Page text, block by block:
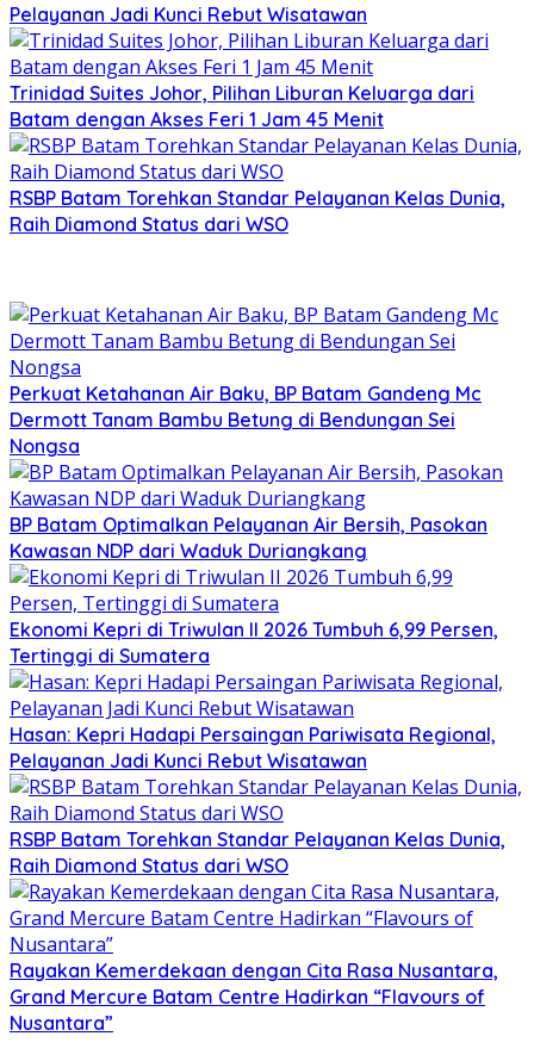
Pelayanan Jadi Kunci Rebut Wisatawan
Trinidad Suites Johor, Pilihan Liburan Keluarga dari
Batam dengan Akses Feri 1 Jam 45 Menit
RSBP Batam Torehkan Standar Pelayanan Kelas Dunia,
Raih Diamond Status dari WSO
Perkuat Ketahanan Air Baku, BP Batam Gandeng Mc
Dermott Tanam Bambu Betung di Bendungan Sei
Nongsa
BP Batam Optimalkan Pelayanan Air Bersih, Pasokan
Kawasan NDP dari Waduk Duriangkang
Ekonomi Kepri di Triwulan II 2026 Tumbuh 6,99 Persen,
Tertinggi di Sumatera
Hasan: Kepri Hadapi Persaingan Pariwisata Regional,
Pelayanan Jadi Kunci Rebut Wisatawan
RSBP Batam Torehkan Standar Pelayanan Kelas Dunia,
Raih Diamond Status dari WSO
Rayakan Kemerdekaan dengan Cita Rasa Nusantara,
Grand Mercure Batam Centre Hadirkan “Flavours of
Nusantara”